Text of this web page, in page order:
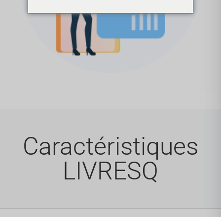
Caractéristiques
LIVRESQ